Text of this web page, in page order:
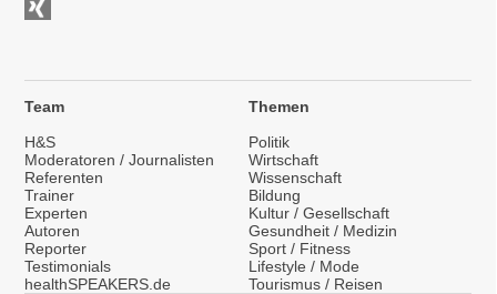
Team
H&S
Moderatoren / Journalisten
Referenten
Trainer
Experten
Autoren
Reporter
Testimonials
healthSPEAKERS.de
Themen
Politik
Wirtschaft
Wissenschaft
Bildung
Kultur / Gesellschaft
Gesundheit / Medizin
Sport / Fitness
Lifestyle / Mode
Tourismus / Reisen